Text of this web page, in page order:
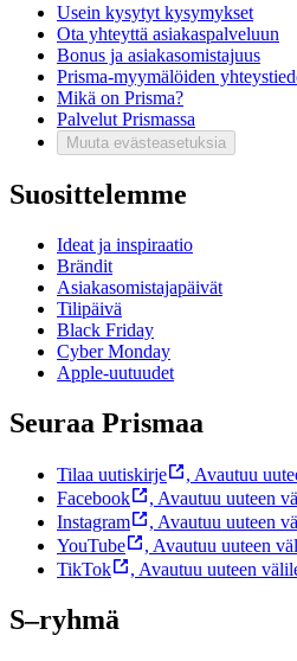
Usein kysytyt kysymykset
Ota yhteyttä asiakaspalveluun
Bonus ja asiakasomistajuus
Prisma-myymälöiden
Mikä on Prisma?
Palvelut Prismassa
Muuta evästeasetuksia
Suosittelemme
Ideat ja inspiraatio
Brändit
Asiakasomistajapäivät
Tilipäivä
Black Friday
Cyber Monday
Apple-uutuudet
Seuraa Prismaa
Tilaa uutiskirje , Avautuu
Facebook
, Avautuu uuteen
Instagram
, Avautuu uuteen
YouTube
, Avautuu uuteen
TikTok
, Avautuu uuteen
S–ryhmä